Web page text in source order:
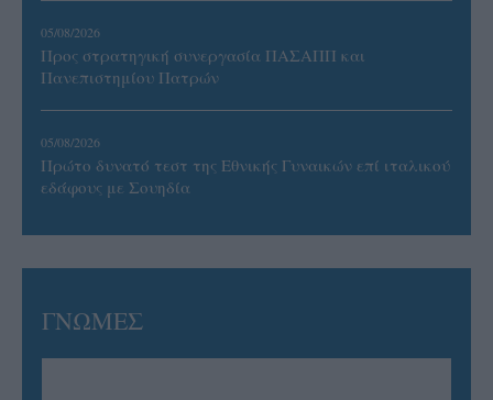
05/08/2026
Προς στρατηγική συνεργασία ΠΑΣΑΠΠ και
Πανεπιστημίου Πατρών
05/08/2026
Πρώτο δυνατό τεστ της Εθνικής Γυναικών επί ιταλικού
εδάφους με Σουηδία
ΓΝΩΜΕΣ